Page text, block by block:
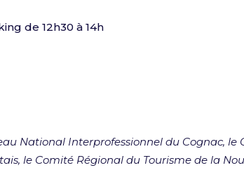
de 12h30 à 14h
National Interprofessionnel du Cognac,
le Comité Régional du Tourisme de la